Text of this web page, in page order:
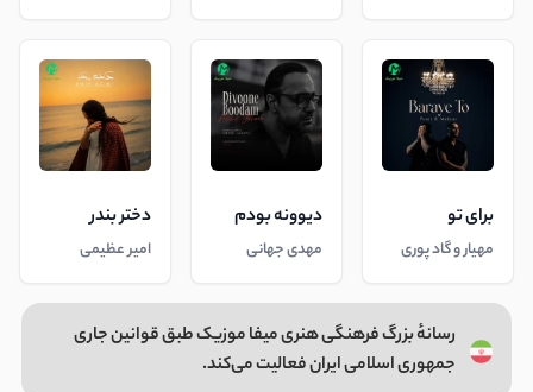
برای تو
مهیار و گاد پوری
دیوونه بودم
مهدی جهانی
دختر بندر
امیر عظیمی
رسانهٔ بزرگ فرهنگی هنری میفا موزیک طبق قوانین جاری
جمهوری اسلامی ایران فعالیت می‌کند.